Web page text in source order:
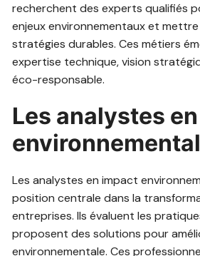
recherchent des experts qualifiés
enjeux environnementaux et
stratégies durables. Ces métiers
expertise technique, vision
éco-responsable.
Les analystes
environnemental
Les analystes en impact
position centrale dans la
entreprises. Ils évaluent les
proposent des solutions pour
environnementale. Ces